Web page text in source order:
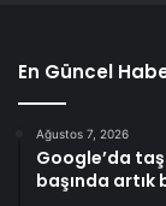
En Güncel
Ağustos 7, 2026
Google’da
başında artık